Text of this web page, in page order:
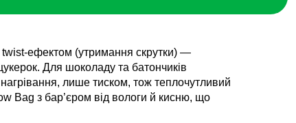
twist-ефектом (утримання скрутки) —
Для шоколаду та батончиків
лише тиском, тож теплочутливий
Bag з бар’єром від вологи й кисню, що